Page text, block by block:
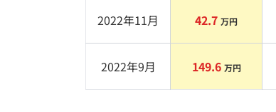
2022年11月 42.7 万円
2022年9月 149.6 万円